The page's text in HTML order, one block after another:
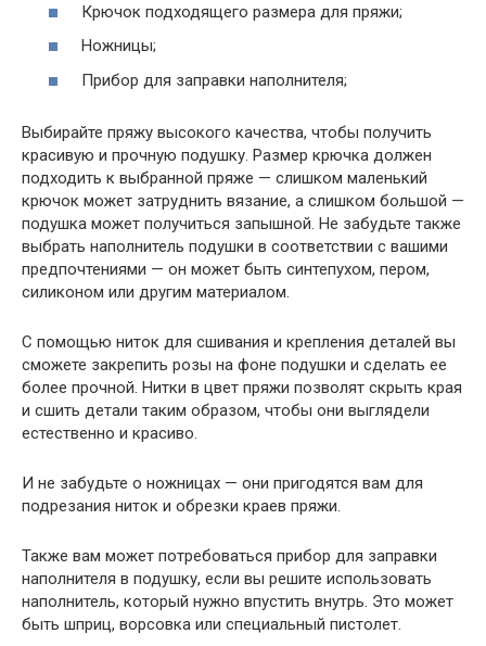
Крючок подходящего размера для пряжи;
Ножницы;
Прибор для заправки наполнителя;
Выбирайте пряжу высокого качества, чтобы получить
красивую и прочную подушку. Размер крючка должен
подходить к выбранной пряже — слишком маленький
крючок может затруднить вязание, а слишком большой —
подушка может получиться запышной. Не забудьте также
выбрать наполнитель подушки в соответствии с вашими
предпочтениями — он может быть синтепухом, пером,
силиконом или другим материалом.
С помощью ниток для сшивания и крепления деталей вы
сможете закрепить розы на фоне подушки и сделать ее
более прочной. Нитки в цвет пряжи позволят скрыть края
и сшить детали таким образом, чтобы они выглядели
естественно и красиво.
И не забудьте о ножницах — они пригодятся вам для
подрезания ниток и обрезки краев пряжи.
Также вам может потребоваться прибор для заправки
наполнителя в подушку, если вы решите использовать
наполнитель, который нужно впустить внутрь. Это может
быть шприц, ворсовка или специальный пистолет.